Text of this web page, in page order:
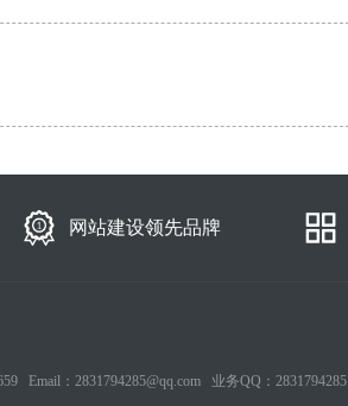
网站建设领先品牌
Email：2831794285@qq.com 业务QQ：2831794285